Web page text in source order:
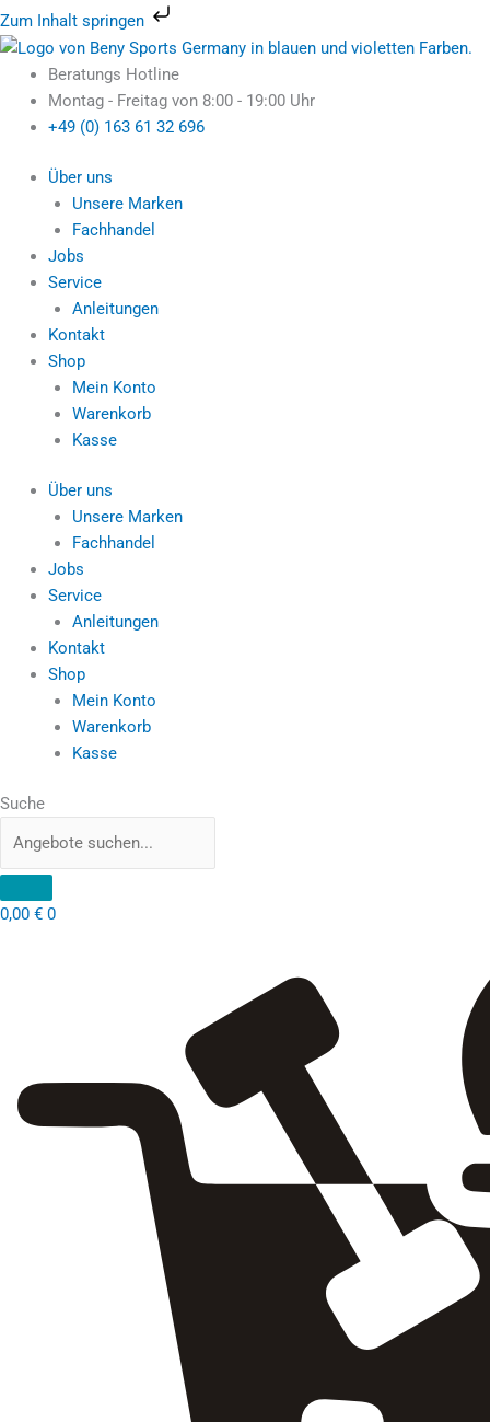
Zum Inhalt springen
Zum
Inhalt
springen
Beratungs Hotline
Montag - Freitag von 8:00 - 19:00 Uhr
+49 (0) 163 61 32 696
Über uns
Unsere Marken
Fachhandel
Jobs
Service
Anleitungen
Kontakt
Shop
Mein Konto
Warenkorb
Kasse
Über uns
Unsere Marken
Fachhandel
Jobs
Service
Anleitungen
Kontakt
Shop
Mein Konto
Warenkorb
Kasse
Suche
0,00 € 0